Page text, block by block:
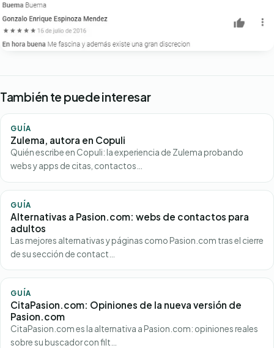
También te puede interesar
GUÍA
Zulema, autora en Copuli
Quién escribe en Copuli: la experiencia de Zulema probando
webs y apps de citas, contactos…
GUÍA
Alternativas a Pasion.com: webs de contactos para
adultos
Las mejores alternativas y páginas como Pasion.com tras el cierre
de su sección de contact…
GUÍA
CitaPasion.com: Opiniones de la nueva versión de
Pasion.com
CitaPasion.com es la alternativa a Pasion.com: opiniones reales
sobre su buscador con filt…